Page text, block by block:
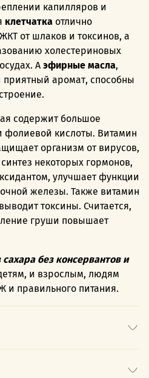
капилляров и
клетчатка отлично
от шлаков и токсинов, а
холестериновых
А эфирные масла,
аромат, способны
содержит большое
фолиевой кислоты. Витамин
организм от вирусов,
некоторых гормонов,
улучшает функции
железы. Также витамин
токсины. Считается,
груши повышает
без консервантов и
и взрослым, людям
правильного питания.